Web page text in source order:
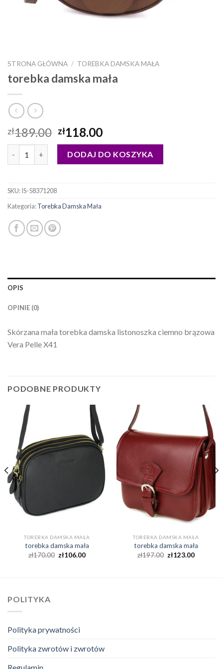
STRONA GŁÓWNA / TOREBKA DAMSKA MAŁA
torebka damska mała
zł189.00 zł118.00
ilość torebka damska małaDODAJ DO KOSZYKA
SKU:IS-58371208
Kategoria:Torebka Damska Mała
OPIS
OPINIE (0)
Skórzana mała torebka damska listonoszka ciemno brązowa
Vera Pelle X41
PODOBNE PRODUKTY
TOREBKA DAMSKA MAŁA
torebka damska mała
zł170.00 zł106.00
TOREBKA DAMSKA MAŁA
torebka damska mała
zł197.00 zł123.00
POLITYKA
Polityka prywatności
Polityka zwrotów i zwrotów